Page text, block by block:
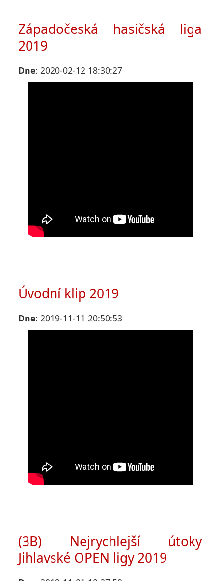
Západočeská hasičská liga
2019
Dne: 2020-02-12 18:30:27
Úvodní klip 2019
Dne: 2019-11-11 20:50:53
(3B) Nejrychlejší útoky
Jihlavské OPEN ligy 2019